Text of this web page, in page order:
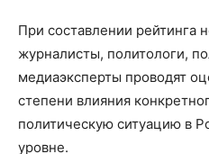
При составлении рейтинга
журналисты, политологи,
медиаэксперты проводят
степени влияния
политическую ситуацию в
уровне.